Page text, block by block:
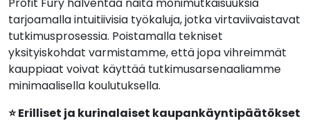
tarjoamalla intuitiivisia työkaluja, jotka virtaviivaistavat
tutkimusprosessia. Poistamalla tekniset
yksityiskohdat varmistamme, että jopa vihreimmät
kauppiaat voivat käyttää tutkimusarsenaaliamme
minimaalisella koulutuksella.
⭐ Erilliset ja kurinalaiset kaupankäyntipäätökset